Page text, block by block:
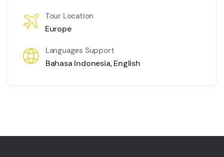
Tour Location
Europe
Languages Support
Bahasa Indonesia,English